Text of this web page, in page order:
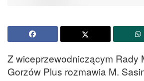
Z wiceprzewodniczącym Rady
Gorzów Plus rozmawia M.